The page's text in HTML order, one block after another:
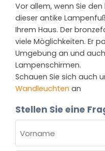
Vor allem, wenn Sie
dieser antike
Ihrem Haus. Der
viele Möglichkeiten. Er
Umgebung an und
Lampenschirmen.
Schauen Sie sich auch
Wandleuchten an
Stellen Sie eine
(ERFORDERLICH)